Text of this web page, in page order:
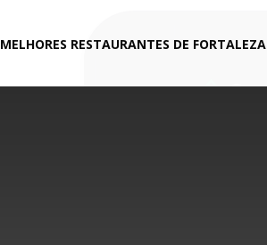
MELHORES RESTAURANTES DE FORTALEZA